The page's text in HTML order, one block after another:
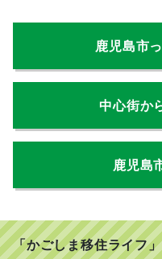
鹿児島市
中心街か
鹿児島
「かごしま移住ライフ」